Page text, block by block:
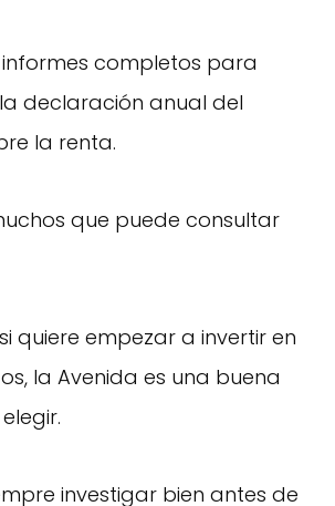
completos para
declaración anual del
la renta.
que puede consultar
quiere empezar a invertir en
la Avenida es una buena
investigar bien antes de